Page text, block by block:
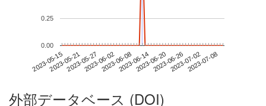
2023-05-152023-05-212023-05-272023-06-022023-06-082023-06-142023-06-202023-06-262023-07-022023-07-08
0.00
0.25
外部データベース (DOI)